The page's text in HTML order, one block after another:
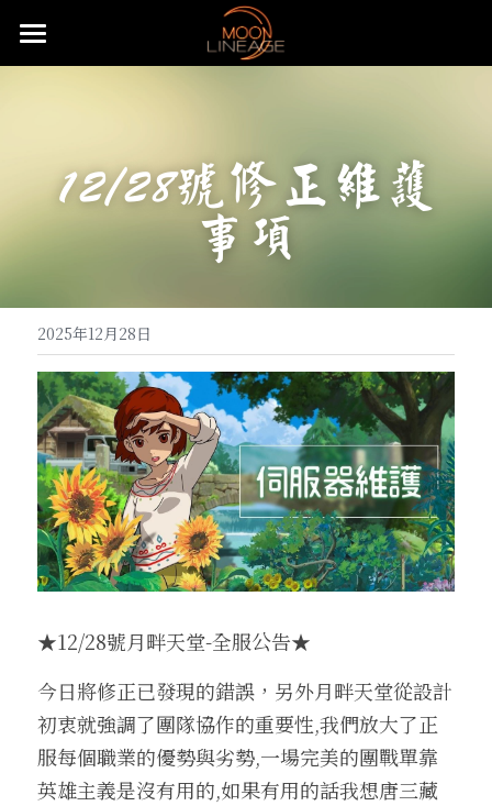
主頁
五大職業介紹
王族介紹
法師介紹
黑暗妖精介紹
洞穴地圖介紹
限時特殊地圖
血盟升級系統
血盟通關-屠龍副本
特殊狀態月畔氣息
特殊狀態城主天上金
換匯喵喵系統
法師召喚介紹
寵物介紹
寵物裝備介紹
強化系統介紹
防具附魔介紹
武器品質系統介紹
武防飾品祝福化能力介紹
武防過安定能力加成介紹
傲慢的加護石介紹
武器屬性強化卷軸介紹
推廣大使勛章介紹
特權勛章介紹
變身卡收集
變身卡合成
變身卡收藏加成
魔法娃娃收集
魔法娃娃合成
魔法娃娃收藏加成
紋樣系統介紹
伊娃紋樣
沙哈紋樣
帕格里奧紋樣
馬普勒紋樣
格蘭肯紋樣
收藏獎勵介紹
地圖狩獵證明收藏
武器防具收藏介紹
四龍祭司娃娃系統
四龍祭司娃娃介紹
四龍祭司娃娃洗鍊介紹
料理以及特殊道具介紹
材料與道具
料理介紹
好運潘朵拉禮盒介紹
武器防具介紹
頭盔
手套
長靴
內衣
盔甲
盾牌
斗篷
古代臂甲
飾品介紹
麥斯特耳環
項鍊
戒指
腰帶
大地女神的祝福
一般耳環
功能戒指(第四戒)
怪物符文介紹
怪物符文
等級獎勵-職業符文介紹
騎士符文
王子符文
妖精符文
法師符文
黑暗妖精符文
自動狩獵介紹
無限大戰介紹
攻城戰
快速上手
遊戲理念與透明化的原則
遊戲基礎教學
特殊節慶型活動
開服衝等拿好禮活動
飄忽不定的旅人
2025中秋節活動盛典
2025聖誕喜樂活動盛典
預先登記好禮多重送
全服日常公告事項
推文回報說明
直播回報說明
月畔遊戲規章
外掛查緝細節
違反規章懲罰名單
轉職服務
等值交換服務
贊助說明
免責聲明
搜索
繁體中文
繁體中文
24H自動贊助
12/28號修正維護
事項
2025年12月28日
★12/28號月畔天堂-全服公告★
今日將修正已發現的錯誤，另外月畔天堂從設計
初衷就強調了團隊協作的重要性,我們放大了正
服每個職業的優勢與劣勢,一場完美的團戰單靠
英雄主義是沒有用的,如果有用的話我想唐三藏